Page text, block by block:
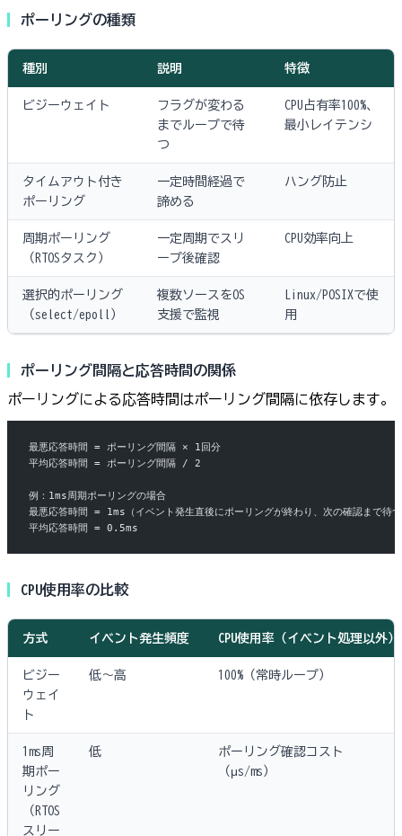
ポーリングの種類
種別 説明 特徴
ビジーウェイト
フラグが変わる
までループで待
つ
CPU占有率100%、
最小レイテンシ
タイムアウト付き
ポーリング
一定時間経過で
諦める
ハング防止
周期ポーリング
（RTOSタスク）
一定周期でスリ
ープ後確認
CPU効率向上
選択的ポーリング
（select/epoll）
複数ソースをOS
支援で監視
Linux/POSIXで使
用
ポーリング間隔と応答時間の関係
ポーリングによる応答時間はポーリング間隔に依存します。
最悪応答時間 = ポーリング間隔 × 1回分
平均応答時間 = ポーリング間隔 / 2
例：1ms周期ポーリングの場合
最悪応答時間 = 1ms（イベント発生直後にポーリングが終わり、次の確認まで待
平均応答時間 = 0.5ms
CPU使用率の比較
方式 イベント発生頻度 CPU使用率（イベント処理以外）
ビジー
ウェイ
ト
低〜高 100%（常時ループ）
1ms周
期ポー
リング
（RTOS
スリー
低
ポーリング確認コスト
（μs/ms）